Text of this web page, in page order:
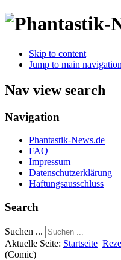
Skip to content
Jump to main
Nav view search
Navigation
Phantastik-News.de
FAQ
Impressum
Datenschutzerklärung
Haftungsausschluss
Search
Suchen ...
Aktuelle Seite: Startseite
(Comic)